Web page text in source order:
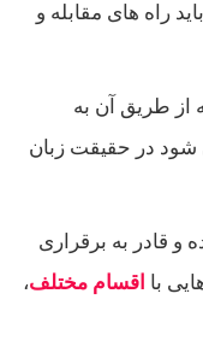
راه های مقابله و
از طریق آن به
شود در حقیقت زبان
و قادر به برقراری
با اقسام مختلف،